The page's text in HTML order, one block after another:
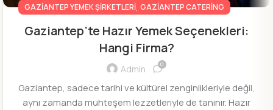
GAZIANTEP YEMEK ŞIRKETLERI, GAZIANTEP CATERING
Gaziantep’te Hazır Yemek Seçenekleri:
Hangi Firma?
Admin 0
Gaziantep, sadece tarihi ve kültürel zenginlikleriyle değil,
aynı zamanda muhteşem lezzetleriyle de tanınır. Hazır